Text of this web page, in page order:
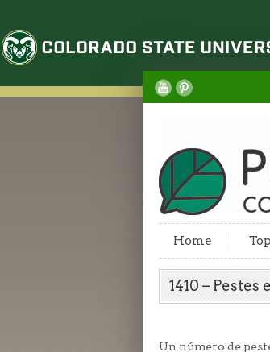
Colorado State University
Home
1410 –
Un número de